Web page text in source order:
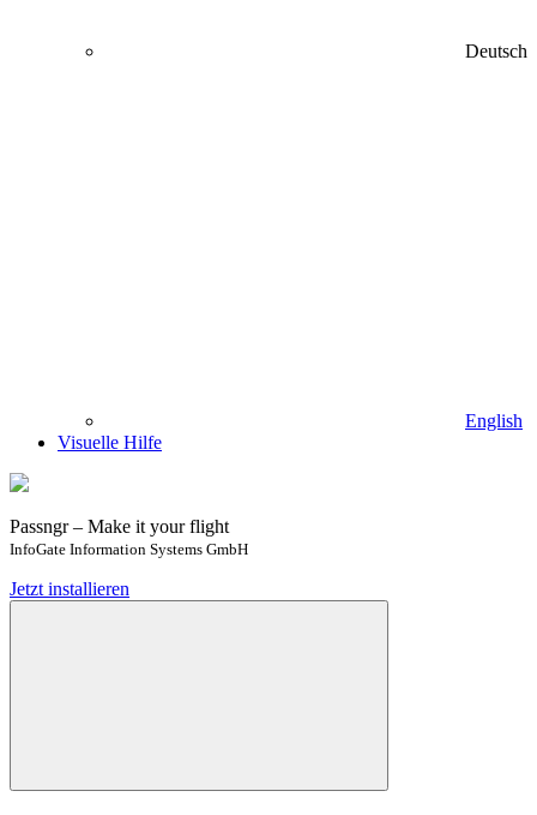
Deutsch
English
Visuelle Hilfe
Passngr – Make it your flight
InfoGate Information Systems GmbH
Jetzt installieren